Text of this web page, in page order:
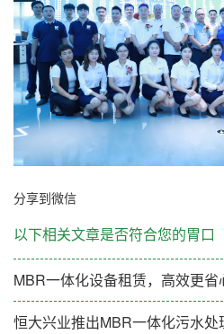
分享到微信
以下相关文章是否符合您的胃口
MBR一体化设备租赁，高效更